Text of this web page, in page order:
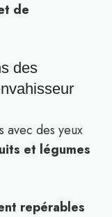
de
des
avec des yeux
et légumes
repérables